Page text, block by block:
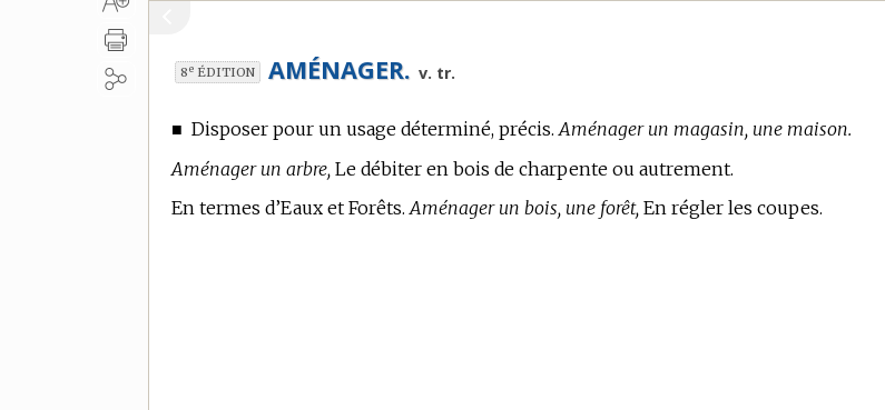
8e ÉDITION AMÉNAGER. v. tr.
■ Disposer pour un usage déterminé, précis. Aménager un magasin, une maison.
Aménager un arbre, Le débiter en bois de charpente ou autrement.
En termes d’Eaux et Forêts. Aménager un bois, une forêt, En régler les coupes.